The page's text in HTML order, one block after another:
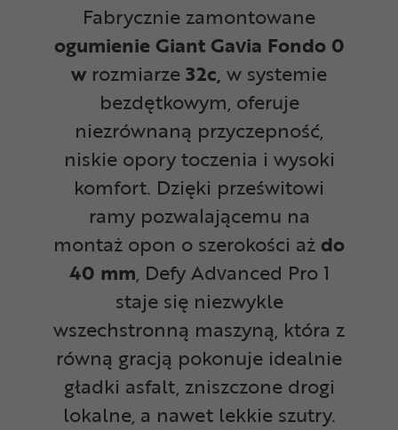
Fabrycznie zamontowane
ogumienie Giant Gavia Fondo 0
w rozmiarze32c, w systemie
bezdętkowym, oferuje
niezrównaną przyczepność,
niskie opory toczenia i wysoki
komfort. Dzięki prześwitowi
ramy pozwalającemu na
montaż opon o szerokości aż do
40 mm, Defy Advanced Pro 1
staje się niezwykle
wszechstronną maszyną, która z
równą gracją pokonuje idealnie
gładki asfalt, zniszczone drogi
lokalne, a nawet lekkie szutry.